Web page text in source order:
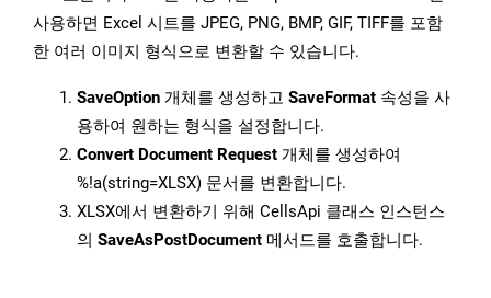
사용하면 Excel 시트를 JPEG, PNG, BMP, GIF, TIFF를 포함
한 여러 이미지 형식으로 변환할 수 있습니다.
SaveOption 개체를 생성하고 SaveFormat 속성을 사
용하여 원하는 형식을 설정합니다.
Convert Document Request 개체를 생성하여
%!a(string=XLSX) 문서를 변환합니다.
XLSX에서 변환하기 위해 CellsApi 클래스 인스턴스
의 SaveAsPostDocument 메서드를 호출합니다.